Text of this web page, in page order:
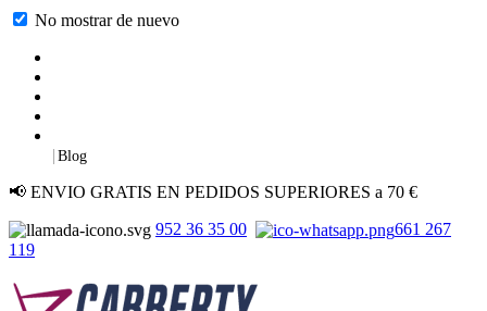
No mostrar de nuevo
|Blog
📢 ENVIO GRATIS EN PEDIDOS SUPERIORES a 70 €
952 36 35 00
661 267
119